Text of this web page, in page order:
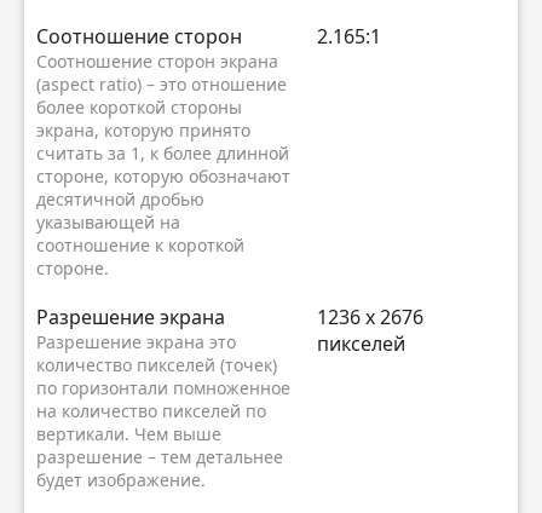
Соотношение сторон
Соотношение сторон экрана
(aspect ratio) – это отношение
более короткой стороны
экрана, которую принято
считать за 1, к более длинной
стороне, которую обозначают
десятичной дробью
указывающей на
соотношение к короткой
стороне.
2.165:1
Разрешение экрана
Разрешение экрана это
количество пикселей (точек)
по горизонтали помноженное
на количество пикселей по
вертикали. Чем выше
разрешение – тем детальнее
будет изображение.
1236 x 2676
пикселей